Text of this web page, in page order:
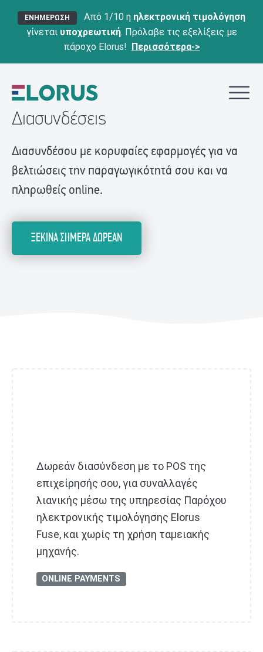
ΕΝΗΜΕΡΩΣΗ Από 1/10 η ηλεκτρονική τιμολόγηση
γίνεται υποχρεωτική. Πρόλαβε τις εξελίξεις με
πάροχο Elorus! Περισσότερα->
Διασυνδέσεις
Διασυνδέσου με κορυφαίες εφαρμογές για να
βελτιώσεις την παραγωγικότητά σου και να
πληρωθείς online.
ΞΕΚΙΝΑ ΣΗΜΕΡΑ ΔΩΡΕΑΝ
Δωρεάν διασύνδεση με το POS της
επιχείρησής σου, για συναλλαγές
λιανικής μέσω της υπηρεσίας Παρόχου
ηλεκτρονικής τιμολόγησης Elorus
Fuse, και χωρίς τη χρήση ταμειακής
μηχανής.
ONLINE PAYMENTS